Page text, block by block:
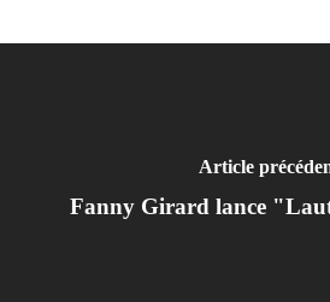
Article
Fanny Girard lance